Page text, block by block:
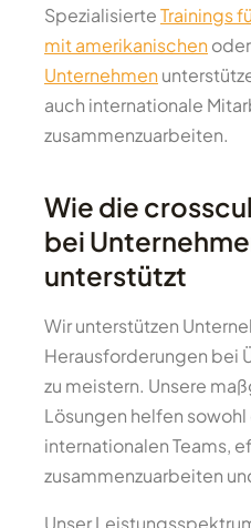
SpezialisierteTrainings
mit amerikanischenoder
Unternehmen
auch internationale
zusammenzuarbeiten.
Wie die
bei
unterstützt
Wir unterstützen
Herausforderungen bei
zu meistern. Unsere
Lösungen helfen
internationalen Teams,
zusammenzuarbeiten
Unser